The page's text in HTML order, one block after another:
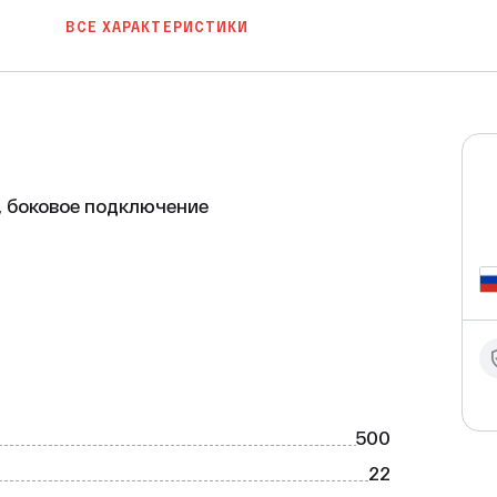
ВСЕ ХАРАКТЕРИСТИКИ
подключение
отопительный прибор, который
500
22